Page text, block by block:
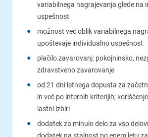
variabilnega nagrajevanja glede na
uspešnost
možnost več oblik variabilnega
upoštevaje individualno uspešnost
plačilo zavarovanj: pokojninsko,
zdravstveno zavarovanje
od 21 dni letnega dopusta za
in več po internih kriterijih;
lastni izbiri
dodatek za minulo delo za vso